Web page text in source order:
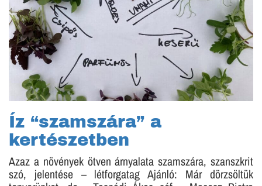
Íz “szamszára” a
kertészetben
Azaz a növények ötven árnyalata szamszára, szanszkrit
szó, jelentése – létforgatag Ajánló: Már dörzsöltük